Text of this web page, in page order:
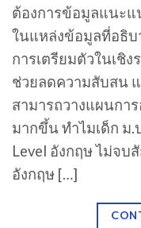
ต้องการข้อมูลแนะแ
ในแหล่งข้อมูลที่อธิบ
การเตรียมตัวในเชิ
ช่วยลดความสับสน
สามารถวางแผนกา
มากขึ้น ทำไมเด็ก ม
Level อังกฤษ ไม่จบ
อังกฤษ […]